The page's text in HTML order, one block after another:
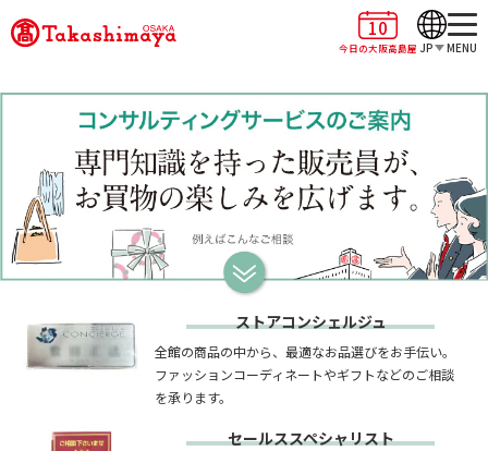
10
今日の大阪高島屋 JP MENU
ストアコンシェルジュ
全館の商品の中から、最適なお品選びをお手伝い。
ファッションコーディネートやギフトなどのご相談
を承ります。
セールススペシャリスト